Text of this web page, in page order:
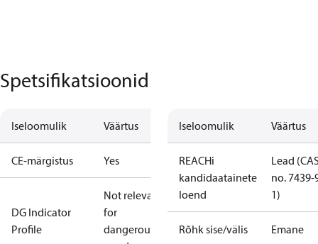
Spetsifikatsioonid
Iseloomulik Väärtus
CE-märgistus Yes
DG Indicator
Profile
Not relevant
for
dangerous
Iseloomulik Väärtus
REACHi
kandidaatainete
loend
Lead
no. 7439-
1)
Rõhk sise/välis Emane